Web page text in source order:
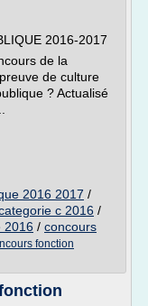
2016-2017
de la
de culture
? Actualisé
2016 2017 /
c 2016 /
2016 / concours
fonction